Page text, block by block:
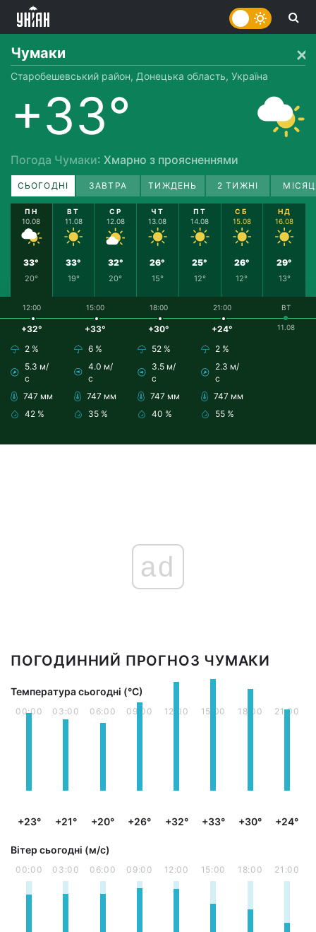
Чумаки
Старобешевський район, Донецька область, Україна
+33°
Погода Чумаки: Хмарно з проясненнями
СЬОГОДНІ ЗАВТРА ТИЖДЕНЬ 2 ТИЖНІ
ПН
10.08
33°
20°
ВТ
11.08
33°
19°
СР
12.08
32°
20°
ЧТ
13.08
26°
15°
ПТ
14.08
25°
12°
СБ
15.08
26°
12°
НД
16.08
29°
13°
12:00
+32°
2 %
5.3 м/
с
747 мм
42 %
15:00
+33°
6 %
4.0 м/
с
747 мм
35 %
18:00
+30°
52 %
3.5 м/
с
747 мм
40 %
21:00
+24°
2 %
2.3 м/
с
747 мм
55 %
ВТ
11.08
ad
ПОГОДИННИЙ ПРОГНОЗ ЧУМАКИ
Температура сьогодні (°С)
00:00
+23°
03:00
+21°
06:00
+20°
09:00
+26°
12:00
+32°
15:00
+33°
18:00
+30°
21:00
+24°
Вітер сьогодні (м/с)
00:00 03:00 06:00 09:00 12:00 15:00 18:00 21:00